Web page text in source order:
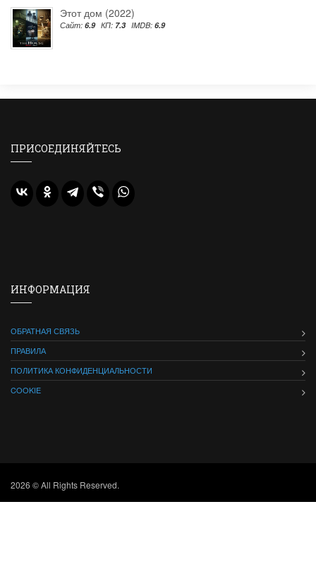
Этот дом (2022)
Сайт: 6.9 КП: 7.3 IMDB: 6.9
ПРИСОЕДИНЯЙТЕСЬ
ИНФОРМАЦИЯ
ОБРАТНАЯ СВЯЗЬ
ПРАВИЛА
ПОЛИТИКА КОНФИДЕНЦИАЛЬНОСТИ
COOKIE
2026 © All Rights Reserved.